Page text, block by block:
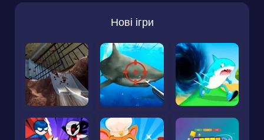
Нові ігри